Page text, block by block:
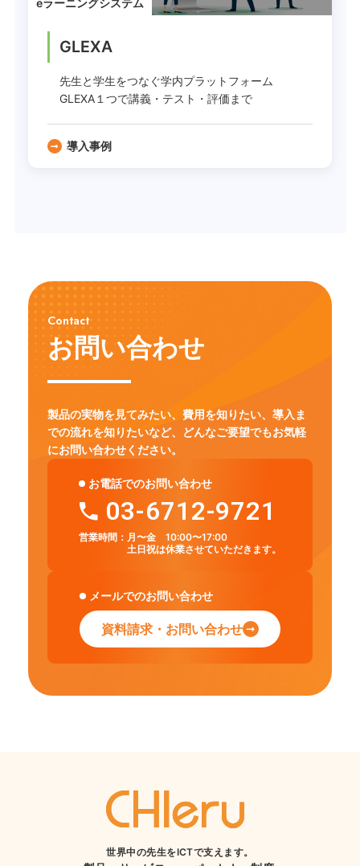
eラーニングシステム
GLEXA
先生と学生をつなぐ学内プラットフォーム
GLEXA１つで講義・テスト・評価まで
導入事例
Contact
お問い合わせ
製品の実物を見てみたい、費用を知りたい、導入ま
での流れを知りたいなど、
どんなご要望でもお気軽
にお問い合わせください。
お電話でのお問い合わせ
03-6712-9721
営業時間： 月〜金 10:00〜17:00
土日祝は休業させていただきます。
メールでのお問い合わせ
資料請求・お問い合わせ
世界中の先生をICTで支えます。